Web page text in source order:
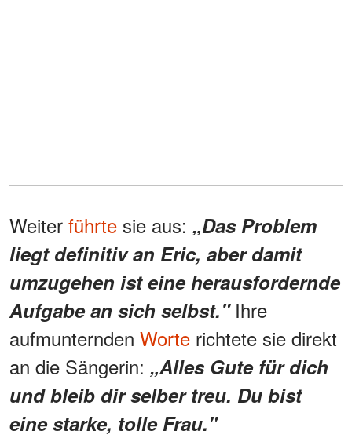
Weiter führte sie aus: „Das Problem
liegt definitiv an Eric, aber damit
umzugehen ist eine herausfordernde
Aufgabe an sich selbst."Ihre
aufmunternden Worte richtete sie direkt
an die Sängerin: „Alles Gute für dich
und bleib dir selber treu. Du bist
eine starke, tolle Frau."